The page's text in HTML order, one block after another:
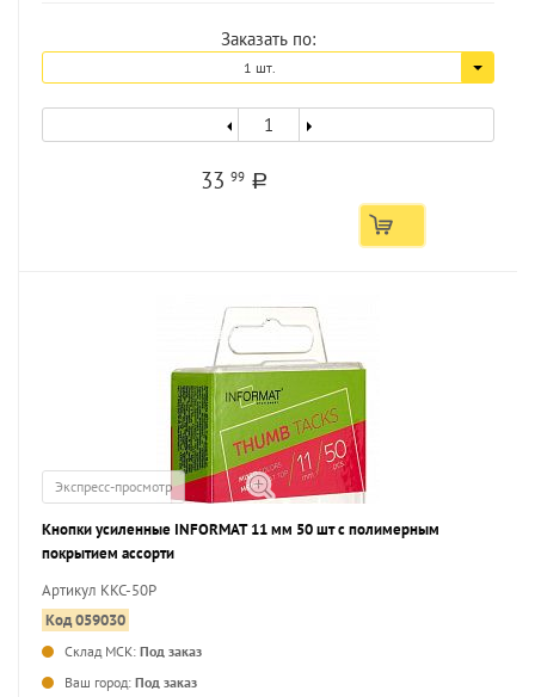
Заказать по:
1 шт.
3399 a
Экспресс-просмотр
Кнопки усиленные INFORMAT 11 мм 50 шт с полимерным
покрытием ассорти
Артикул KKC-50P
Код 059030
Склад МСК: Под заказ
Ваш город: Под заказ